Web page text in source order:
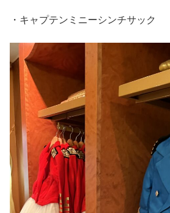
・キャプテンミニーシンチサック